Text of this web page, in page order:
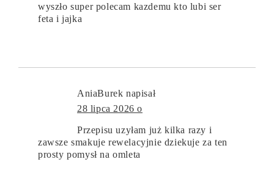
wyszło super polecam kazdemu kto lubi ser
feta i jajka
AniaBurek napisał
28 lipca 2026 o
Przepisu uzyłam już kilka razy i
zawsze smakuje rewelacyjnie dziekuje za ten
prosty pomysł na omleta